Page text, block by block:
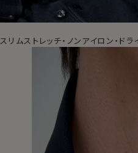
スリムストレッチ・ノンアイロン・ドラ